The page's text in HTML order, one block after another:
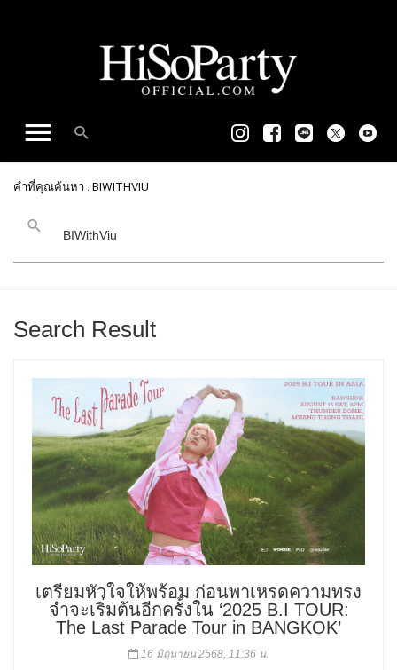
คำที่คุณค้นหา : BIWITHVIU
Search Result
เตรียมหัวใจให้พร้อม ก่อนพาเหรดความทรง
จำจะเริ่มต้นอีกครั้งใน ‘2025 B.I TOUR:
The Last Parade Tour in BANGKOK’
16 มิถุนายน 2568, 11:36 น.